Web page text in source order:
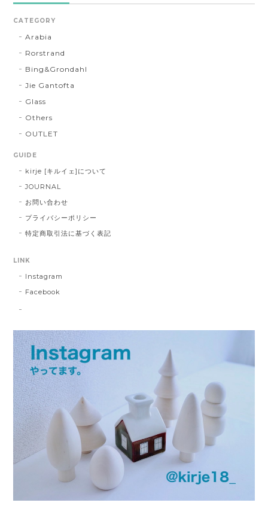
CATEGORY
Arabia
Rorstrand
Bing&Grondahl
Jie Gantofta
Glass
Others
OUTLET
GUIDE
kirje [キルイェ]について
JOURNAL
お問い合わせ
プライバシーポリシー
特定商取引法に基づく表記
LINK
Instagram
Facebook